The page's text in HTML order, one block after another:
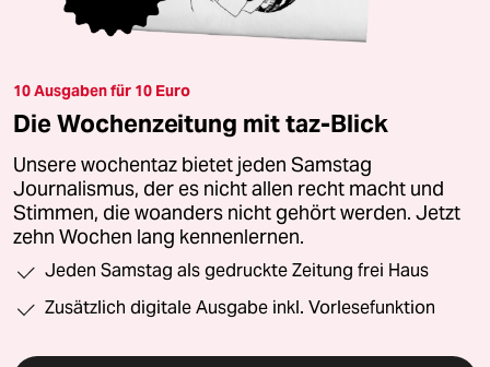
10 Ausgaben für 10 Euro
Die Wochenzeitung mit taz-Blick
Unsere wochentaz bietet jeden Samstag
Journalismus, der es nicht allen recht macht und
Stimmen, die woanders nicht gehört werden. Jetzt
zehn Wochen lang kennenlernen.
Jeden Samstag als gedruckte Zeitung frei Haus
Zusätzlich digitale Ausgabe inkl. Vorlesefunktion